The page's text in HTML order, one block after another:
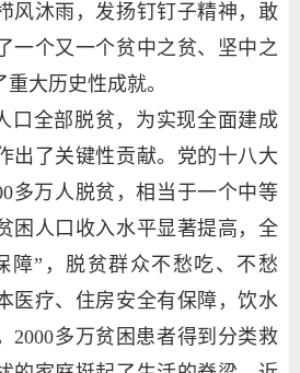
风沐雨，发扬钉钉子精神，敢
一个又一个贫中之贫、坚中之
大历史性成就。
全部脱贫，为实现全面建成
出了关键性贡献。党的十八大
多万人脱贫，相当于一个中等
困人口收入水平显著提高，全
障”，脱贫群众不愁吃、不愁
医疗、住房安全有保障，饮水
2000多万贫困患者得到分类救